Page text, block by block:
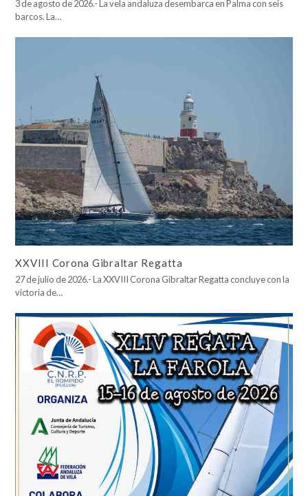
3 de agosto de 2026.- La vela andaluza desembarca en Palma con seis
barcos. La…
XXVIII Corona Gibraltar Regatta
27 de julio de 2026.- La XXVIII Corona Gibraltar Regatta concluye con la
victoria de…